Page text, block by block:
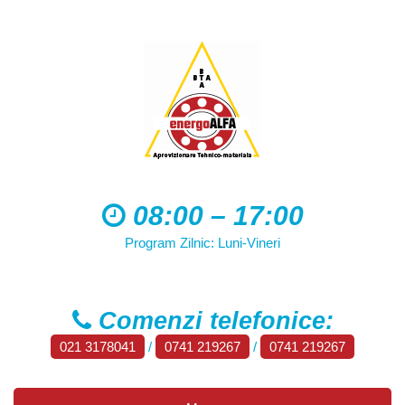
08:00 – 17:00
Program Zilnic: Luni-Vineri
Comenzi telefonice:
021 3178041 / 0741 219267 / 0741 219267